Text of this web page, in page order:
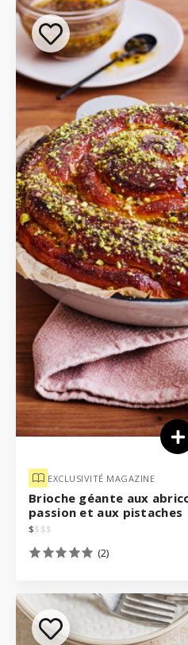
EXCLUSIVITÉ MAGAZINE
Brioche géante aux
passion et aux pistaches
$$ $$
(2)